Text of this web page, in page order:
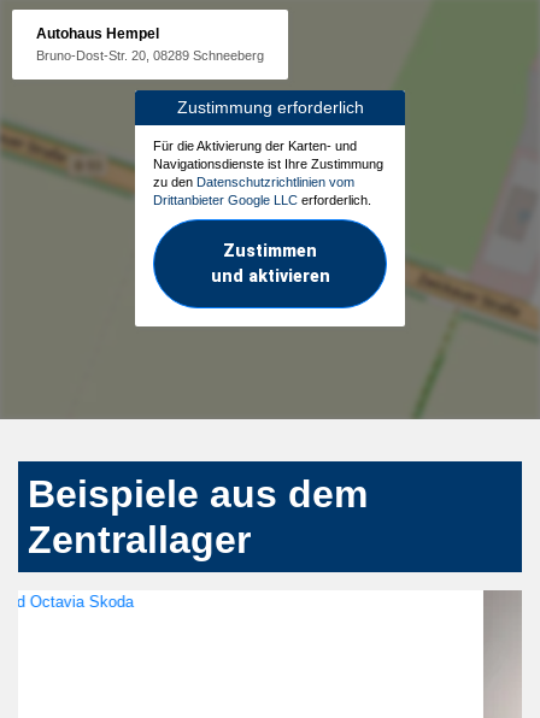
Autohaus Hempel
Bruno-Dost-Str. 20, 08289 Schneeberg
Zustimmung erforderlich
Für die Aktivierung der Karten- und
Navigationsdienste ist Ihre Zustimmung
zu den Datenschutzrichtlinien vom
Drittanbieter Google LLC erforderlich.
Zustimmen
und aktivieren
Beispiele aus dem
Zentrallager